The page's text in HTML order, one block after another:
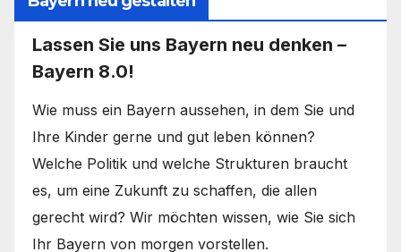
Lassen Sie uns Bayern neu denken –
Bayern 8.0!
Wie muss ein Bayern aussehen, in dem Sie und
Ihre Kinder gerne und gut leben können?
Welche Politik und welche Strukturen braucht
es, um eine Zukunft zu schaffen, die allen
gerecht wird? Wir möchten wissen, wie Sie sich
Ihr Bayern von morgen vorstellen.